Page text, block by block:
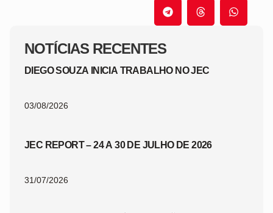
NOTÍCIAS RECENTES
DIEGO SOUZA INICIA TRABALHO NO JEC
03/08/2026
JEC REPORT – 24 A 30 DE JULHO DE 2026
31/07/2026